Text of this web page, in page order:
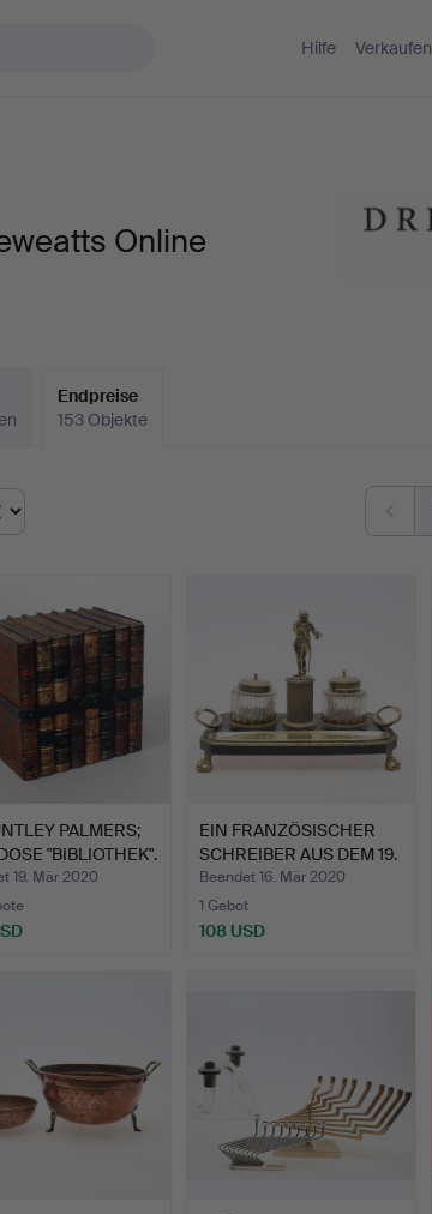
Hilfe Verkaufen
Online
Endpreise
153 Objekte
PALMERS;
"BIBLIOTHEK".
19. Mär 2020
EIN FRANZÖSISCHER
SCHREIBER AUS DEM 19.
JA…
Beendet 16. Mär 2020
1 Gebot
108 USD